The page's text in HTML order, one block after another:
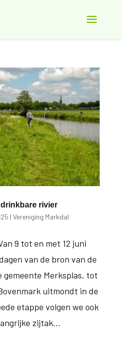
rivier
| Vereniging Markdal
9 tot en met 12 juni
van de bron van de
gemeente Merksplas, tot
uitmondt in de
etappe volgen we ook
zijtak...